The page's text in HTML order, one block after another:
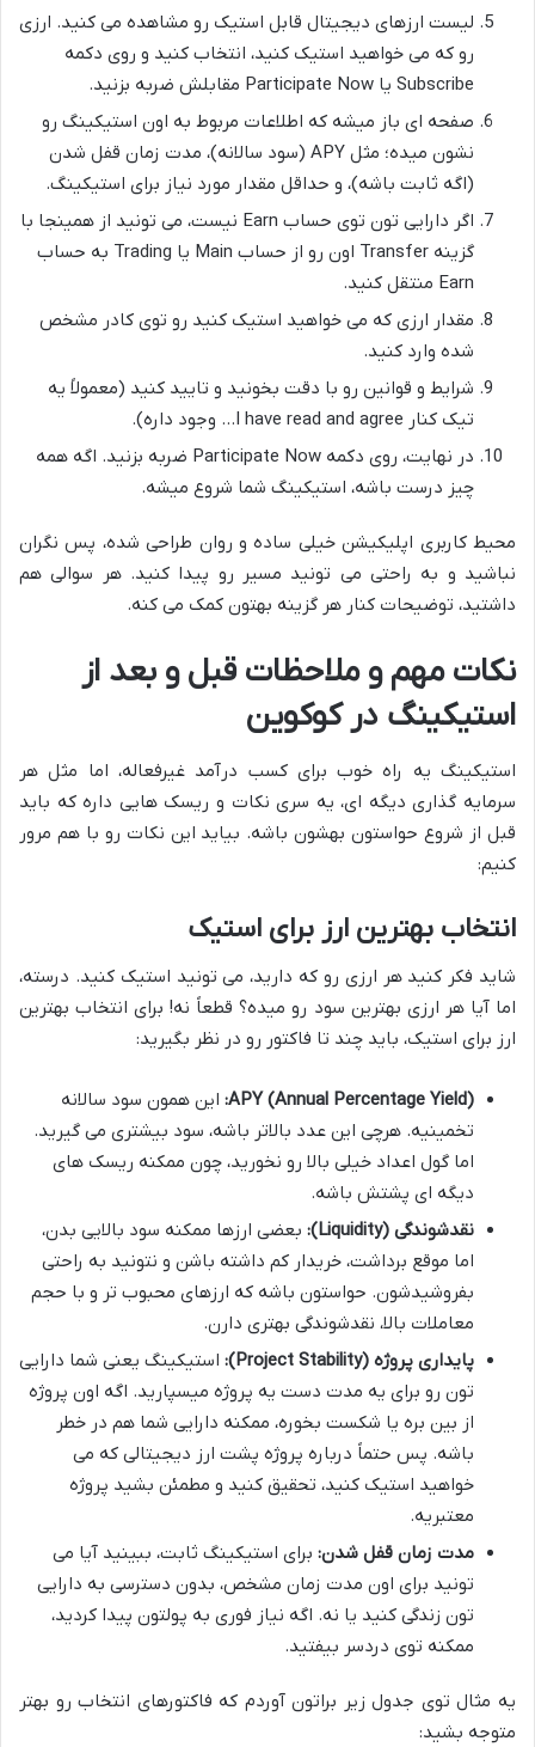
لیست ارزهای دیجیتال قابل استیک رو مشاهده می کنید. ارزی
رو که می خواهید استیک کنید، انتخاب کنید و روی دکمه
Subscribe یا Participate Now مقابلش ضربه بزنید.
صفحه ای باز میشه که اطلاعات مربوط به اون استیکینگ رو
نشون میده؛ مثل APY (سود سالانه)، مدت زمان قفل شدن
(اگه ثابت باشه)، و حداقل مقدار مورد نیاز برای استیکینگ.
اگر دارایی تون توی حساب Earn نیست، می تونید از همینجا با
گزینه Transfer اون رو از حساب Main یا Trading به حساب
Earn منتقل کنید.
مقدار ارزی که می خواهید استیک کنید رو توی کادر مشخص
شده وارد کنید.
شرایط و قوانین رو با دقت بخونید و تایید کنید (معمولاً یه
تیک کنار I have read and agree… وجود داره).
در نهایت، روی دکمه Participate Now ضربه بزنید. اگه همه
چیز درست باشه، استیکینگ شما شروع میشه.
محیط کاربری اپلیکیشن خیلی ساده و روان طراحی شده، پس نگران
نباشید و به راحتی می تونید مسیر رو پیدا کنید. هر سوالی هم
داشتید، توضیحات کنار هر گزینه بهتون کمک می کنه.
نکات مهم و ملاحظات قبل و بعد از
استیکینگ در کوکوین
استیکینگ یه راه خوب برای کسب درآمد غیرفعاله، اما مثل هر
سرمایه گذاری دیگه ای، یه سری نکات و ریسک هایی داره که باید
قبل از شروع حواستون بهشون باشه. بیاید این نکات رو با هم مرور
کنیم:
انتخاب بهترین ارز برای استیک
شاید فکر کنید هر ارزی رو که دارید، می تونید استیک کنید. درسته،
اما آیا هر ارزی بهترین سود رو میده؟ قطعاً نه! برای انتخاب بهترین
ارز برای استیک، باید چند تا فاکتور رو در نظر بگیرید:
APY (Annual Percentage Yield): این همون سود سالانه
تخمینیه. هرچی این عدد بالاتر باشه، سود بیشتری می گیرید.
اما گول اعداد خیلی بالا رو نخورید، چون ممکنه ریسک های
دیگه ای پشتش باشه.
نقدشوندگی (Liquidity):
بعضی ارزها ممکنه سود بالایی بدن،
اما موقع برداشت، خریدار کم داشته باشن و نتونید به راحتی
بفروشیدشون. حواستون باشه که ارزهای محبوب تر و با حجم
معاملات بالا، نقدشوندگی بهتری دارن.
پایداری پروژه (Project Stability):
استیکینگ یعنی شما دارایی
تون رو برای یه مدت دست یه پروژه میسپارید. اگه اون پروژه
از بین بره یا شکست بخوره، ممکنه دارایی شما هم در خطر
باشه. پس حتماً درباره پروژه پشت ارز دیجیتالی که می
خواهید استیک کنید، تحقیق کنید و مطمئن بشید پروژه
معتبریه.
مدت زمان قفل شدن: برای استیکینگ ثابت، ببینید آیا می
تونید برای اون مدت زمان مشخص، بدون دسترسی به دارایی
تون زندگی کنید یا نه. اگه نیاز فوری به پولتون پیدا کردید،
ممکنه توی دردسر بیفتید.
یه مثال توی جدول زیر براتون آوردم که فاکتورهای انتخاب رو بهتر
متوجه بشید: